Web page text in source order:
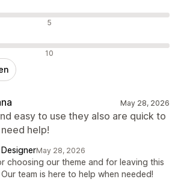
5
10
May 28, 2026
easy to use they also are quick to
help!
May 28, 2026
choosing our theme and for leaving this
team is here to help when needed!